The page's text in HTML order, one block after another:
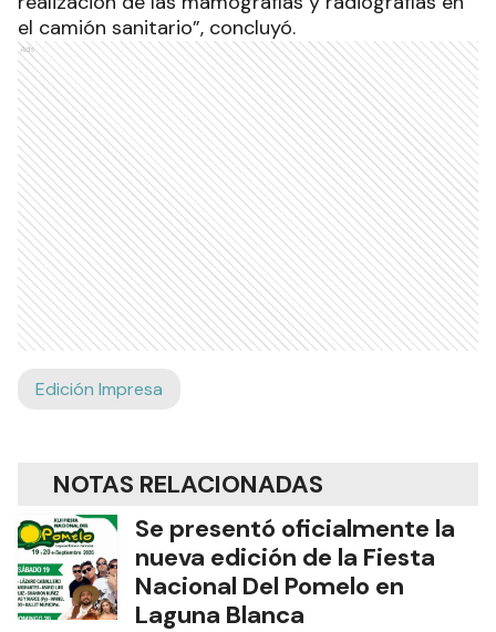
el camión sanitario”, concluyó.
Ads
Edición Impresa
NOTAS RELACIONADAS
Se presentó oficialmente la
nueva edición de la Fiesta
Nacional Del Pomelo en
Laguna Blanca